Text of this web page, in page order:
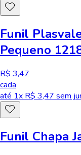
Funil
Pequeno
R$ 3,47
cada
até 1x R$ 3,47 sem
Funil Chapa